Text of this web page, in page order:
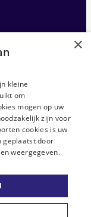
×
kleine
om
mogen op uw
zijn voor
cookies is uw
geplaatst door
weergegeven.